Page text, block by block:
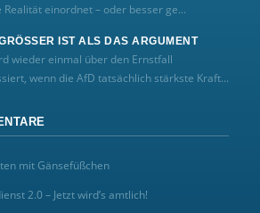
einordnet – oder besser ge...
IST ALS DAS ARGUMENT
wieder einmal über den Ernstfall
wenn die AfD tatsächlich stärkste Kraft...
mit Gänsefüßchen
2.0 – Jetzt wird’s amtlich!